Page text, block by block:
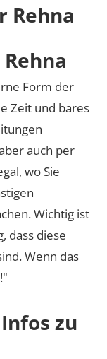
Rehna
Form der
Zeit und bares
auch per
wo Sie
Wichtig ist
dass diese
Wenn das
zu